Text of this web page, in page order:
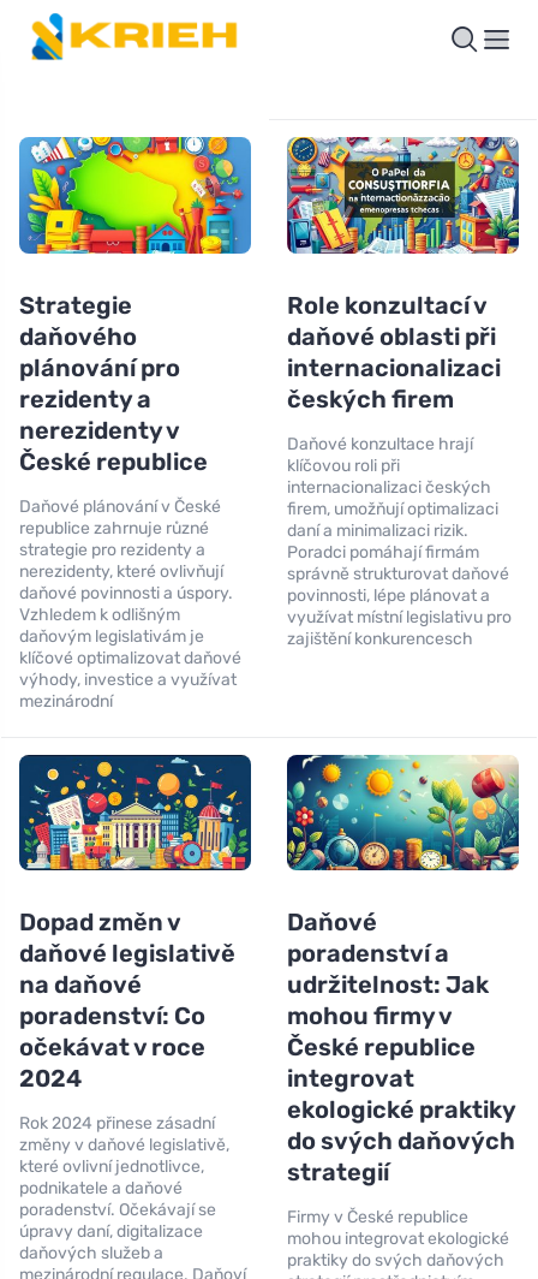
Strategie
daňového
plánování pro
rezidenty a
nerezidenty v
České republice
Daňové plánování v České
republice zahrnuje různé
strategie pro rezidenty a
nerezidenty, které ovlivňují
daňové povinnosti a úspory.
Vzhledem k odlišným
daňovým legislativám je
klíčové optimalizovat daňové
výhody, investice a využívat
mezinárodní
Role konzultací v
daňové oblasti při
internacionalizaci
českých firem
Daňové konzultace hrají
klíčovou roli při
internacionalizaci českých
firem, umožňují optimalizaci
daní a minimalizaci rizik.
Poradci pomáhají firmám
správně strukturovat daňové
povinnosti, lépe plánovat a
využívat místní legislativu pro
zajištění konkurencesch
Dopad změn v
daňové legislativě
na daňové
poradenství: Co
očekávat v roce
2024
Rok 2024 přinese zásadní
změny v daňové legislativě,
které ovlivní jednotlivce,
podnikatele a daňové
poradenství. Očekávají se
úpravy daní, digitalizace
daňových služeb a
Daňové
poradenství a
udržitelnost: Jak
mohou firmy v
České republice
integrovat
ekologické praktiky
do svých daňových
strategií
Firmy v České republice
mohou integrovat ekologické
praktiky do svých daňových